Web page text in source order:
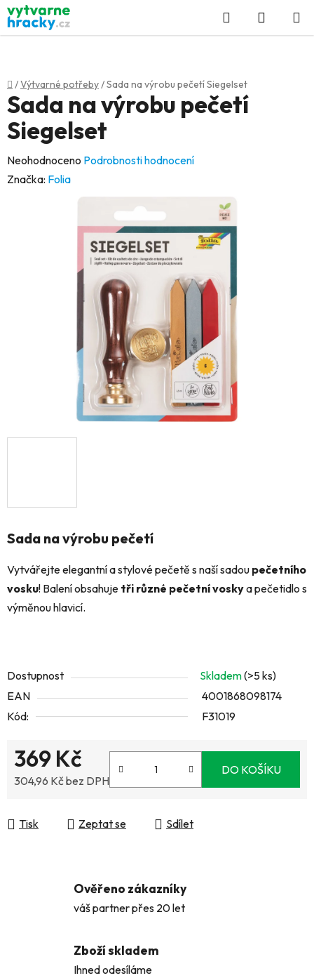
Přejít
na
obsah
Hledat
KOŠÍK
Domů
/Výtvarné potřeby/Sada na výrobu pečetí Siegelset
Sada na výrobu pečetí
Vytvářejte elegantní a stylové pečetě s naší sadou pečetního
vosku! Balení obsahuje tři různé pečetní voskya pečetidlo s
výměnou hlavicí.
Dostupnost Skladem(>5 ks)
EAN
4001868098174
Kód:
F31019
369 Kč
304,96 Kč bez DPH
DO KOŠÍKU
Tisk Zeptat se Sdílet
Sada na výrobu pečetí
Siegelset
Průměrné
hodnocení
Neohodnoceno Podrobnosti hodnocení
Značka: Folia
Ověřeno zákazníky
váš partner přes 20 let
Zboží skladem
Ihned odesíláme